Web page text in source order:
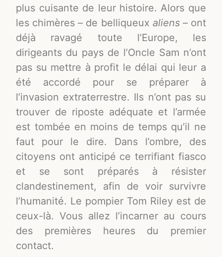
plus cuisante de leur histoire. Alors que
les chimères – de belliqueux aliens– ont
déjà ravagé toute l’Europe, les
dirigeants du pays de l’Oncle Sam n’ont
pas su mettre à profit le délai qui leur a
été accordé pour se préparer à
l’invasion extraterrestre. Ils n’ont pas su
trouver de riposte adéquate et l’armée
est tombée en moins de temps qu’il ne
faut pour le dire. Dans l’ombre, des
citoyens ont anticipé ce terrifiant fiasco
et se sont préparés à résister
clandestinement, afin de voir survivre
l’humanité. Le pompier Tom Riley est de
ceux-là. Vous allez l’incarner au cours
des premières heures du premier
contact.